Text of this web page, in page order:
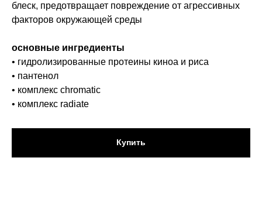
блеск, предотвращает повреждение от агрессивных
факторов окружающей среды
основные ингредиенты
• гидролизированные протеины киноа и риса
• пантенол
• комплекс chromatic
• комплекс radiate
Купить